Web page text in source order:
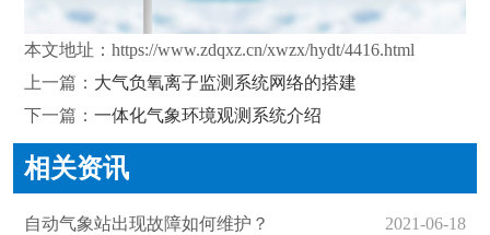
本文地址： https://www.zdqxz.cn/xwzx/hydt/4416.html
上一篇： 大气负氧离子监测系统网络的搭建
下一篇： 一体化气象环境观测系统介绍
相关资讯
自动气象站出现故障如何维护？ 2021-06-18